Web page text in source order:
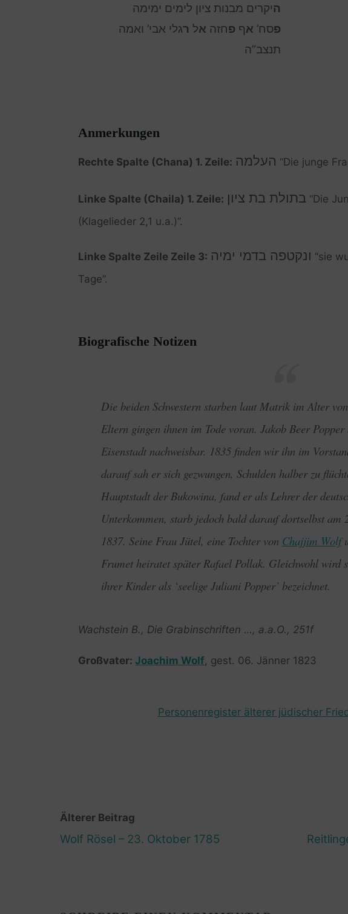
היקרים מבנות ציון לימים ימימה
פסח’ אף פחזה אל רגלי אבי’ ואמה
תנצב”ה
Anmerkungen
Rechte Spalte (Chana) 1. Zeile: העלמה “Die junge
Linke Spalte (Chaila) 1. Zeile: בתולת בת ציון “Die
(Klagelieder 2,1 u.a.)”.
Linke Spalte Zeile Zeile 3: ונקטפה בדמי ימיה “sie
Tage”.
Biografische Notizen
Die beiden Schwestern starben laut Matrik im Alter
Eltern gingen ihnen im Tode voran. Jakob Beer
Eisenstadt nachweisbar. 1835 finden wir ihn im
darauf sah er sich gezwungen, Schulden halber zu
Hauptstadt der Bukowina, fand er als Lehrer der
Unterkommen, starb jedoch bald darauf dortselbst am
1837. Seine Frau Jütel, eine Tochter von Chajjim Wolf
Frumet heiratet später Rafael Pollak. Gleichwohl wird
ihrer Kinder als ‘seelige Juliani Popper’ bezeichnet.
Wachstein B., Die Grabinschriften …, a.a.O., 251f
Großvater: Joachim Wolf, gest. 06. Jänner 1823
Personenregister älterer jüdischer
Älterer Beitrag
Wolf Rösel – 23. Oktober 1785